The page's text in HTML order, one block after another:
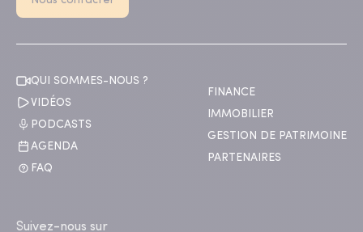
QUI SOMMES-NOUS ?
VIDÉOS
PODCASTS
AGENDA
FAQ
FINANCE
IMMOBILIER
GESTION DE PATRIMOINE
PARTENAIRES
Suivez-nous sur